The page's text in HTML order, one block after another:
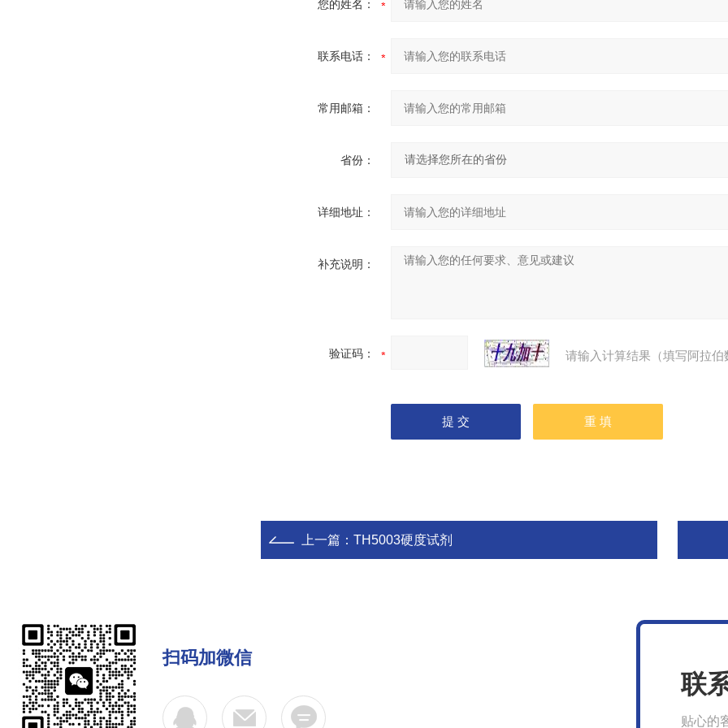
您的姓名：
联系电话：
常用邮箱：
省份：
详细地址：
补充说明：
验证码： 请输入计算结果（填写阿拉
上一篇： TH5003硬度试剂
扫码加微信
联
贴心的